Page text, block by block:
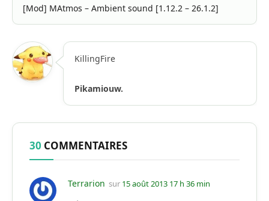
[Mod] MAtmos – Ambient sound [1.12.2 – 26.1.2]
KillingFire
Pikamiouw.
30 COMMENTAIRES
Terrarion sur 15 août 2013 17 h 36 min